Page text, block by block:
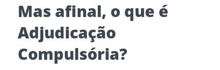
Mas afinal, o que é
Adjudicação
Compulsória?